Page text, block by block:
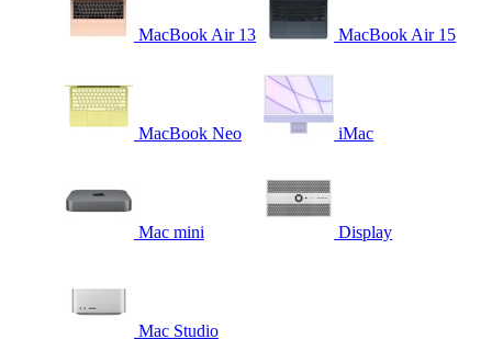
MacBook Air 13 MacBook Air 15
MacBook Neo iMac
Mac mini Display
Mac Studio